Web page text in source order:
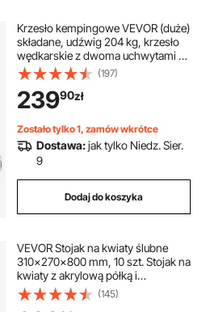
Krzesło kempingowe VEVOR (duże)
składane, udźwig 204 kg, krzesło
wędkarskie z dwoma uchwytami na
napoje i kieliszki do wina, składane
krzesło do aktywności na świeżym
powietrzu, wędkowania i
grillowania, czarno-szare, 1 szt.
(197)
23990zł
Zostało tylko 1, zamów wkrótce
Dostawa:jak tylko Niedz. Sier.
9
Dodaj do koszyka
VEVOR Stojak na kwiaty ślubne
310x270x800 mm, 10 szt. Stojak na
kwiaty z akrylową półką i
sześciokątnymi nogami, stojak na
rośliny na wesela, imprezy,
(145)